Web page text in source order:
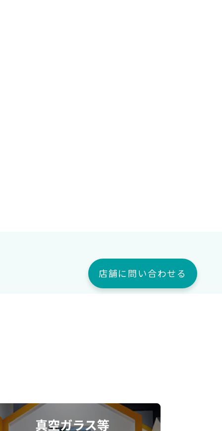
店舗に問い合わせる